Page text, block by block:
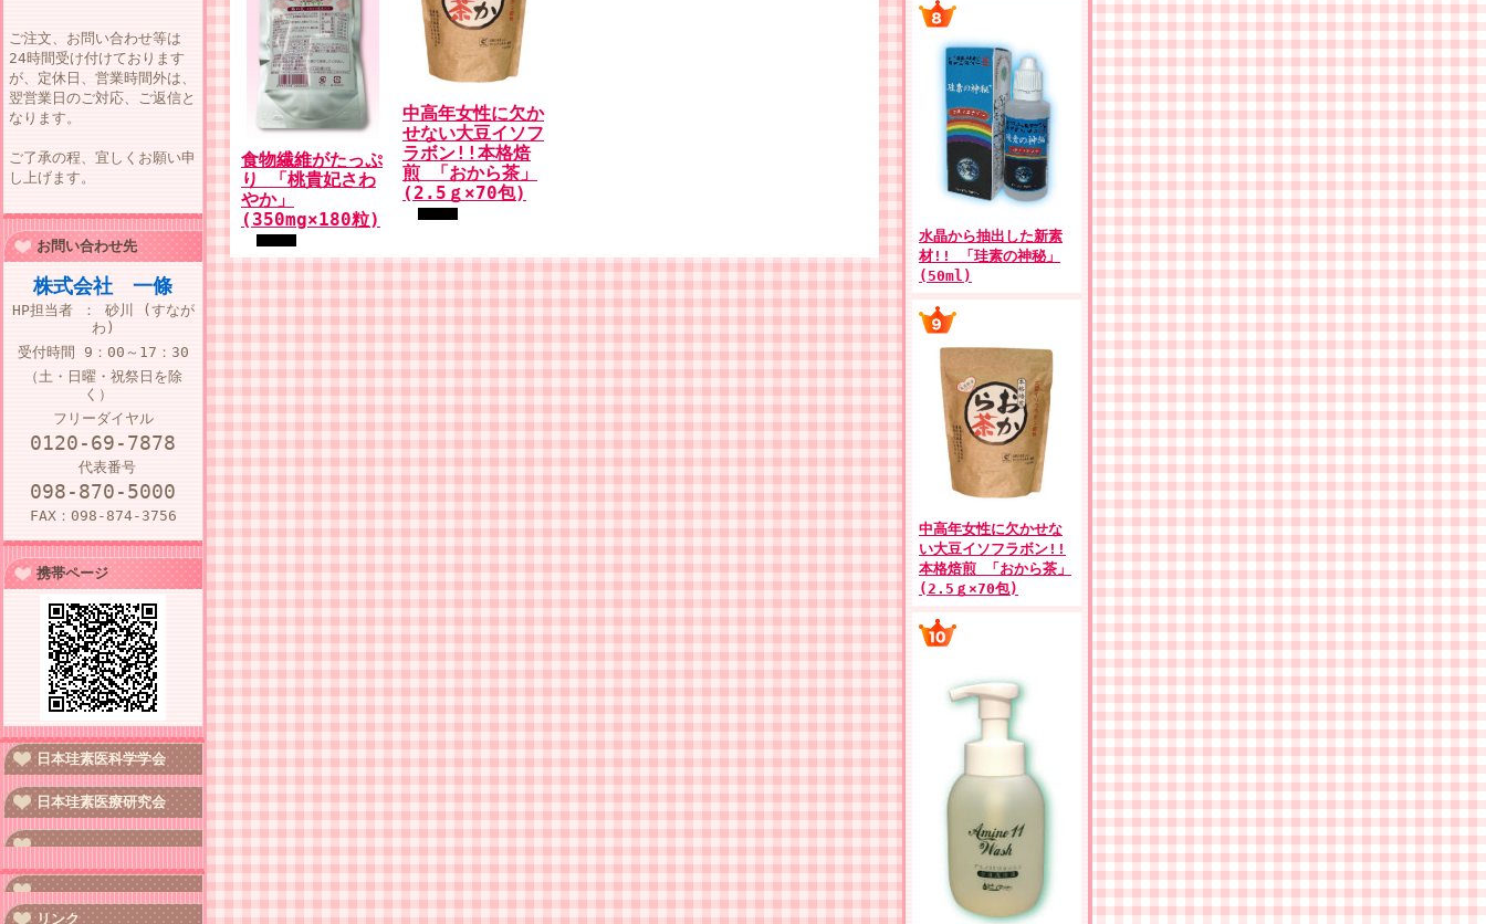
ご注文、お問い合わせ等は
24時間受け付けております
が、定休日、営業時間外は、
翌営業日のご対応、ご返信と
なります。
ご了承の程、宜しくお願い申
し上げます。
お問い合わせ先
株式会社 一條
HP担当者 ： 砂川 (すなが
わ)
受付時間
9：00～17：30
（土・日曜・祝祭日を除
く）
フリーダイヤル
0120-69-7878
代表番号
098-870-5000
FAX：098-874-3756
携帯ページ
日本珪素医科学学会
日本珪素医療研究会
リンク
食物繊維がたっぷ
り 「桃貴妃さわ
やか」
(350mg×180粒)
中高年女性に欠か
せない大豆イソフ
ラボン!!本格焙
煎 「おから茶」
(2.5ｇ×70包)
水晶から抽出した新素
材!! 「珪素の神秘」
(50ml)
中高年女性に欠かせな
い大豆イソフラボン!!
本格焙煎 「おから茶」
(2.5ｇ×70包)